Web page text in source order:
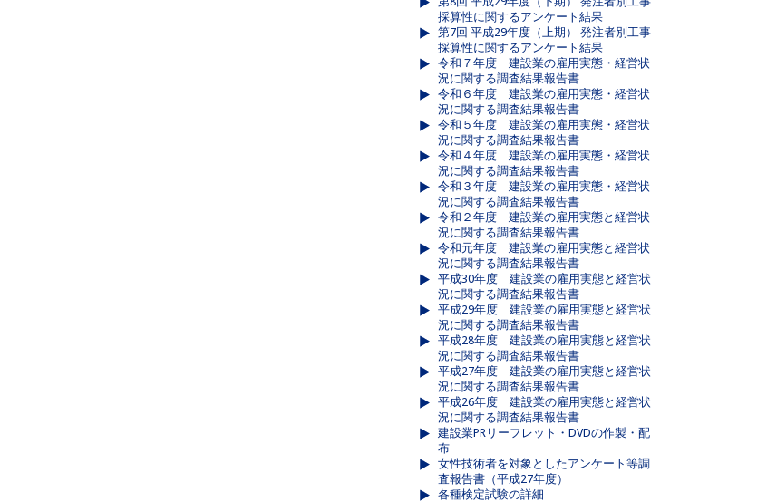
採算性に関するアンケート結果
第7回 平成29年度（上期） 発注者別工事
採算性に関するアンケート結果
令和７年度 建設業の雇用実態・経営状
況に関する調査結果報告書
令和６年度 建設業の雇用実態・経営状
況に関する調査結果報告書
令和５年度 建設業の雇用実態・経営状
況に関する調査結果報告書
令和４年度 建設業の雇用実態・経営状
況に関する調査結果報告書
令和３年度 建設業の雇用実態・経営状
況に関する調査結果報告書
令和２年度 建設業の雇用実態と経営状
況に関する調査結果報告書
令和元年度 建設業の雇用実態と経営状
況に関する調査結果報告書
平成30年度 建設業の雇用実態と経営状
況に関する調査結果報告書
平成29年度 建設業の雇用実態と経営状
況に関する調査結果報告書
平成28年度 建設業の雇用実態と経営状
況に関する調査結果報告書
平成27年度 建設業の雇用実態と経営状
況に関する調査結果報告書
平成26年度 建設業の雇用実態と経営状
況に関する調査結果報告書
建設業PRリーフレット・DVDの作製・配
布
女性技術者を対象としたアンケート等調
査報告書（平成27年度）
各種検定試験の詳細